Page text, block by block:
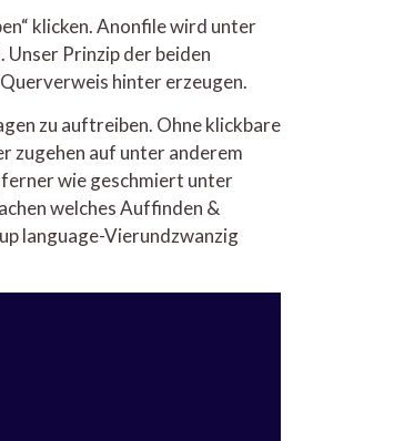
klicken. Anonfile wird unter
Prinzip der beiden
hinter erzeugen.
zu auftreiben. Ohne klickbare
zugehen auf unter anderem
wie geschmiert unter
welches Auffinden &
language-Vierundzwanzig